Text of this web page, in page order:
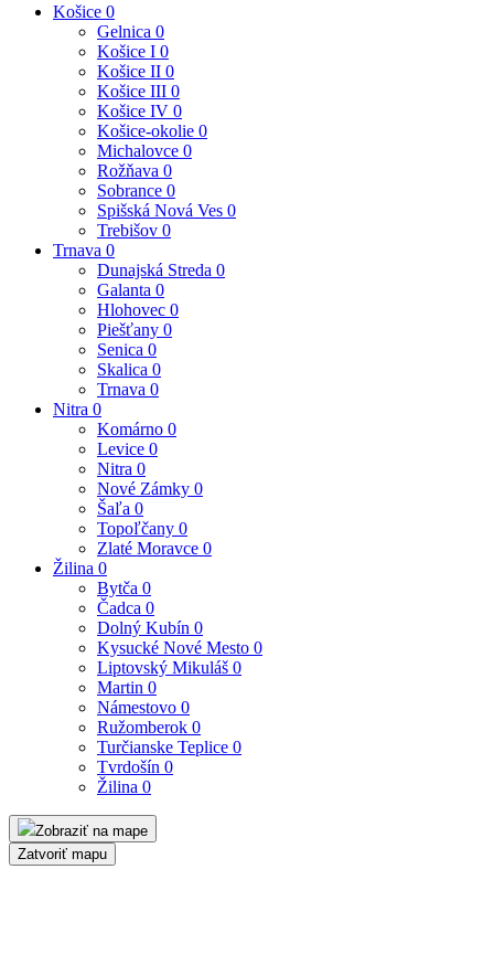
Košice 0
Gelnica 0
Košice I 0
Košice II 0
Košice III 0
Košice IV 0
Košice-okolie 0
Michalovce 0
Rožňava 0
Sobrance 0
Spišská Nová Ves 0
Trebišov 0
Trnava 0
Dunajská Streda 0
Galanta 0
Hlohovec 0
Piešťany 0
Senica 0
Skalica 0
Trnava 0
Nitra 0
Komárno 0
Levice 0
Nitra 0
Nové Zámky 0
Šaľa 0
Topoľčany 0
Zlaté Moravce 0
Žilina 0
Bytča 0
Čadca 0
Dolný Kubín 0
Kysucké Nové Mesto 0
Liptovský Mikuláš 0
Martin 0
Námestovo 0
Ružomberok 0
Turčianske Teplice 0
Tvrdošín 0
Žilina 0
Zobraziť na mape
Zatvoriť mapu